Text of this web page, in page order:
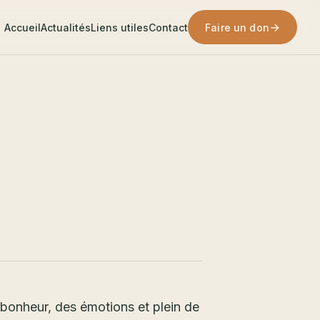
AccueilActualitésLiens utilesContact Faire un don→
des émotions et plein de